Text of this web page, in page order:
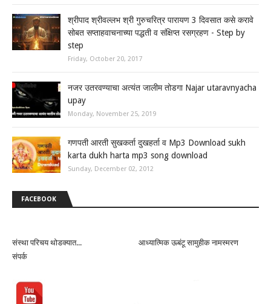
श्रीपाद श्रीवल्लभ श्री गुरुचरित्र पारायण 3 दिवसात कसे करावे
सोबत सप्ताहवाचनाच्या पद्धती व संक्षिप्त रसग्रहण - Step by
step
Friday, October 20, 2017
नजर उतरवण्याचा अत्यंत जालीम तोडगा Najar utaravnyacha
upay
Monday, November 25, 2019
गणपती आरती सुखकर्ता दुखहर्ता व Mp3 Download sukh
karta dukh harta mp3 song download
Sunday, December 02, 2012
FACEBOOK
संस्था परिचय थोडक्यात...
आध्यात्मिक ऊबंटू सामुहीक नामस्मरण
संपर्क